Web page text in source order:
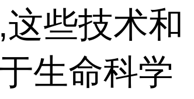
些技术和
生命科学